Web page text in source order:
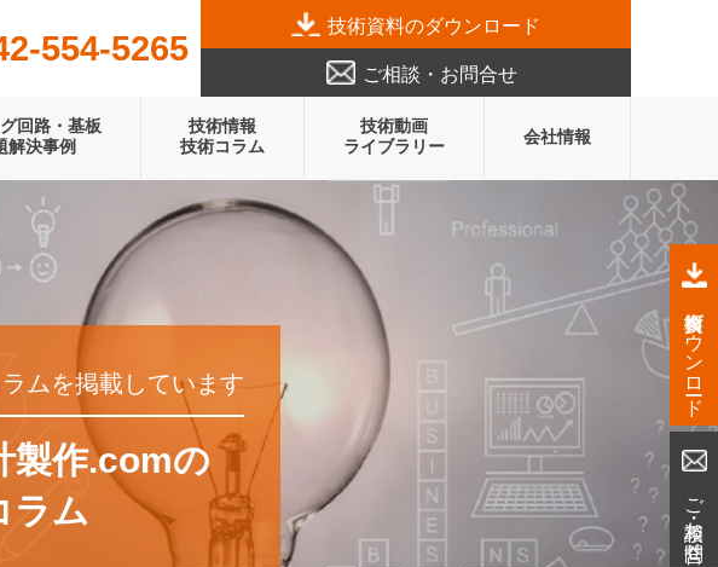
554-5265
技術資料のダウンロード
ご相談・お問合せ
回路・基板
解決事例
技術情報
技術コラム
技術動画
ライブラリー
会社情報
ムを掲載しています
製作.comの
ラム
技術資料ダウンロード
ご相談・お問合せ